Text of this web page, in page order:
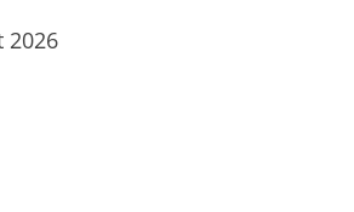
2026